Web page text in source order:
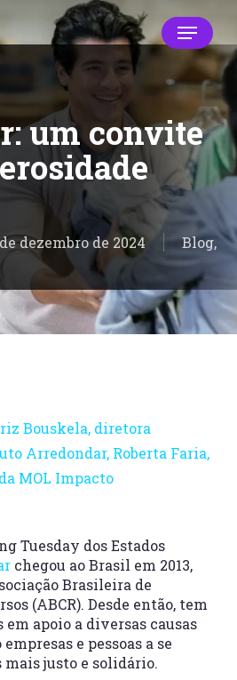
Menu
um convite
dezembro de 2024 Blog,
Bouskela, diretora
Arredondar, Roberta Faria,
MOL Impacto
Tuesday dos Estados
chegou ao Brasil em 2013,
Brasileira de
(ABCR). Desde então, tem
apoio a diversas causas
e pessoas a se
justo e solidário.
Close
Menu